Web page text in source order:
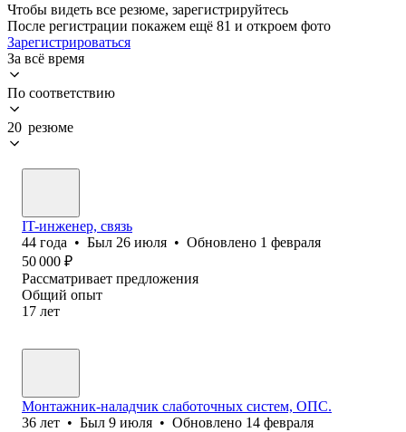
Чтобы видеть все резюме, зарегистрируйтесь
После регистрации покажем ещё 81 и откроем фото
Зарегистрироваться
За всё время
По соответствию
20 резюме
IT-инженер, связь
44 года • Был 26 июля • Обновлено 1 февраля
50 000 ₽
Рассматривает предложения
Общий опыт
17 лет
Монтажник-наладчик слаботочных систем, ОПС.
36 лет • Был 9 июля • Обновлено 14 февраля